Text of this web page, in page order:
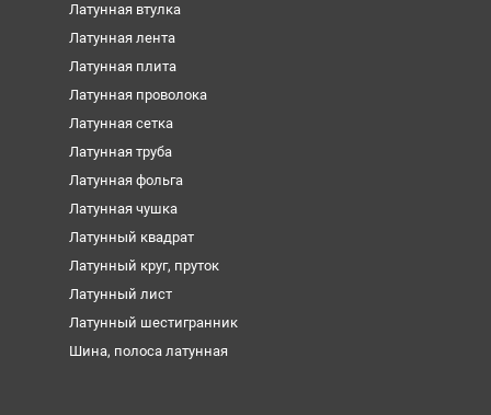
Латунная втулка
Латунная лента
Латунная плита
Латунная проволока
Латунная сетка
Латунная труба
Латунная фольга
Латунная чушка
Латунный квадрат
Латунный круг, пруток
Латунный лист
Латунный шестигранник
Шина, полоса латунная